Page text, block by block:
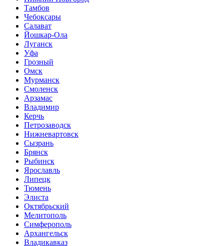
Тамбов
Чебоксары
Салават
Йошкар-Ола
Луганск
Уфа
Грозный
Омск
Мурманск
Смоленск
Арзамас
Владимир
Керчь
Петрозаводск
Нижневартовск
Сызрань
Брянск
Рыбинск
Ярославль
Липецк
Тюмень
Элиста
Октябрьский
Мелитополь
Симферополь
Архангельск
Владикавказ